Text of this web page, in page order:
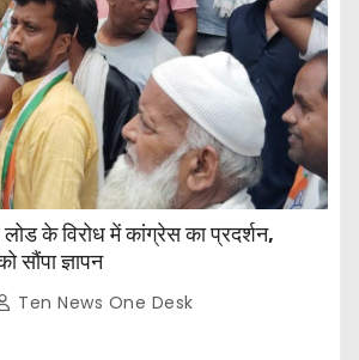
के विरोध में कांग्रेस का प्रदर्शन,
सौंपा ज्ञापन
Ten News One Desk